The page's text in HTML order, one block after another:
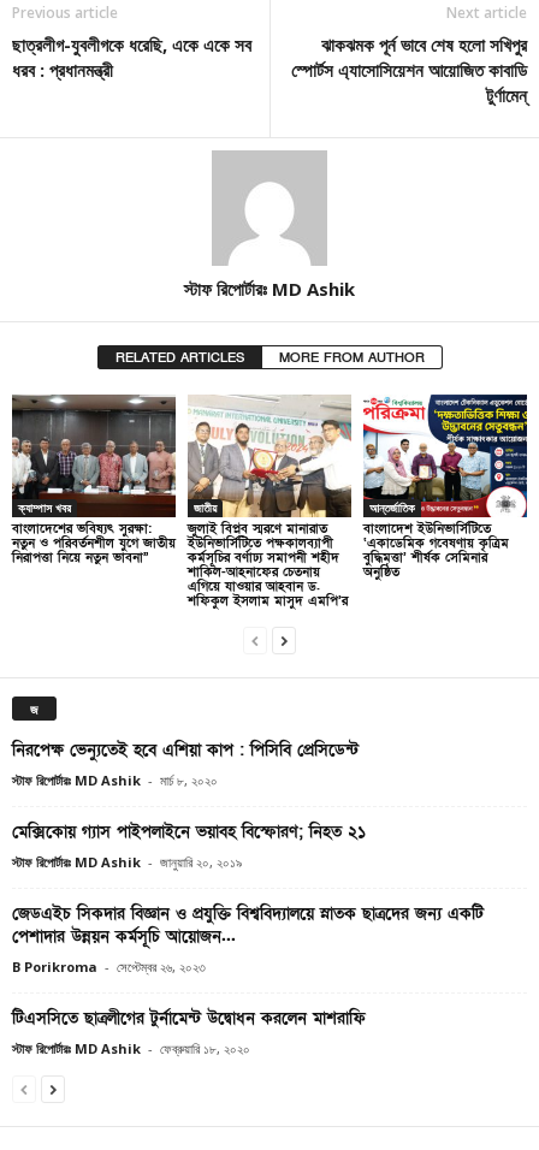
Previous article
ছাত্রলীগ-যুবলীগকে ধরেছি, একে একে সব
ধরব : প্রধানমন্ত্রী
Next article
ঝাকঝমক পূর্ন ভাবে শেষ হলো সখিপুর
স্পোর্টস এ্যাসোসিয়েশন আয়োজিত কাবাডি
টুর্ণামেন্
স্টাফ রিপোর্টারঃ MD Ashik
RELATED ARTICLES MORE FROM AUTHOR
ক্যাম্পাস খবর
বাংলাদেশের ভবিষ্যৎ সুরক্ষা:
নতুন ও পরিবর্তনশীল যুগে জাতীয়
নিরাপত্তা নিয়ে নতুন ভাবনা”
জাতীয়
জুলাই বিপ্লব স্মরণে মানারাত
ইউনিভার্সিটিতে পক্ষকালব্যাপী
কর্মসূচির বর্ণাঢ্য সমাপনী শহীদ
শাকিল-আহনাফের চেতনায়
এগিয়ে যাওয়ার আহবান ড.
শফিকুল ইসলাম মাসুদ এমপি’র
আন্তর্জাতিক
বাংলাদেশ ইউনিভার্সিটিতে
‘একাডেমিক গবেষণায় কৃত্রিম
বুদ্ধিমত্তা’ শীর্ষক সেমিনার
অনুষ্ঠিত
জ
নিরপেক্ষ ভেন্যুতেই হবে এশিয়া কাপ : পিসিবি প্রেসিডেন্ট
স্টাফ রিপোর্টারঃ MD Ashik - মার্চ ৮, ২০২০
মেক্সিকোয় গ্যাস পাইপলাইনে ভয়াবহ বিস্ফোরণ; নিহত ২১
স্টাফ রিপোর্টারঃ MD Ashik - জানুয়ারি ২০, ২০১৯
জেডএইচ সিকদার বিজ্ঞান ও প্রযুক্তি বিশ্ববিদ্যালয়ে স্নাতক ছাত্রদের জন্য একটি
পেশাদার উন্নয়ন কর্মসূচি আয়োজন...
B Porikroma - সেপ্টেম্বর ২৬, ২০২৩
টিএসসিতে ছাত্রলীগের টুর্নামেন্ট উদ্বোধন করলেন মাশরাফি
স্টাফ রিপোর্টারঃ MD Ashik - ফেব্রুয়ারি ১৮, ২০২০